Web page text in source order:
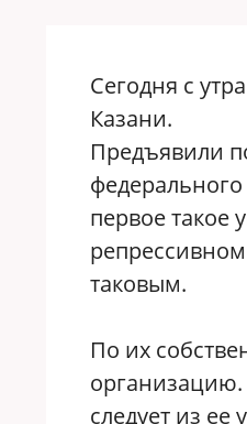
Сегодня с
Казани.
Предъявили
первое такое
таковым.
По их
организацию.
следует из ее